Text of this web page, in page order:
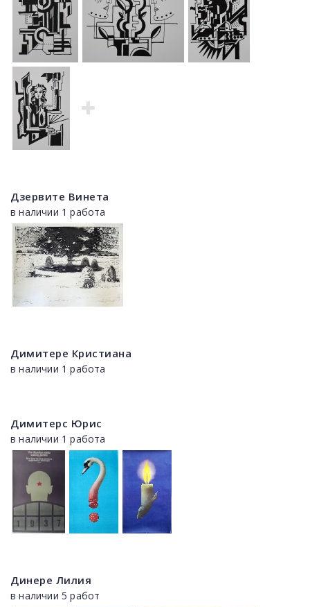
Дзервите Винета
в наличии 1 работа
Димитере Кристиана
в наличии 1 работа
Димитерс Юрис
в наличии 1 работа
Динере Лилия
в наличии 5 работ